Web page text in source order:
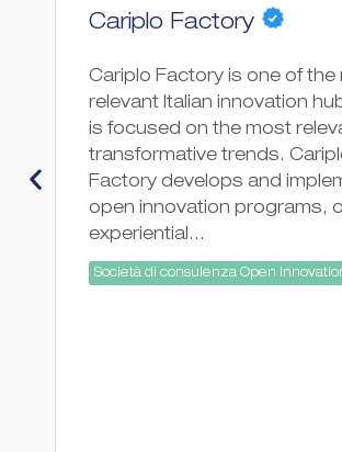
Cariplo Factory
Cariplo Factory is one of the
relevant Italian innovation
is focused on the most
transformative trends.
Factory develops and
open innovation programs,
experiential...
Società di consulenza Open